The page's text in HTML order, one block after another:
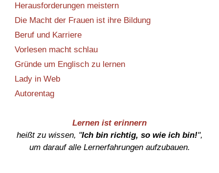
Herausforderungen meistern
Die Macht der Frauen ist ihre Bildung
Beruf und Karriere
Vorlesen macht schlau
Gründe um Englisch zu lernen
Lady in Web
Autorentag
Lernen ist erinnern
heißt zu wissen, "Ich bin richtig, so wie ich bin!",
um darauf alle Lernerfahrungen aufzubauen.